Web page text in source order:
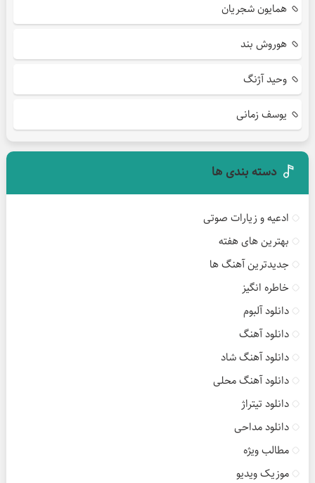
همایون شجریان
هوروش بند
وحید آژنگ
یوسف زمانی
دسته بندی ها
ادعیه و زیارات صوتی
بهترین های هفته
جدیدترین آهنگ ها
خاطره انگیز
دانلود آلبوم
دانلود آهنگ
دانلود آهنگ شاد
دانلود آهنگ محلی
دانلود تیتراژ
دانلود مداحی
مطالب ویژه
موزیک ویدیو